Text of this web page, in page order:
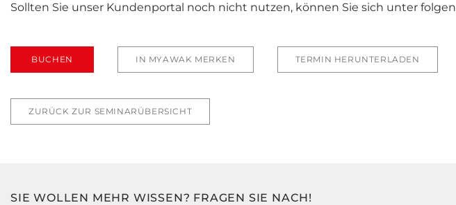
Sollten Sie unser Kundenportal noch nicht nutzen, können Sie sich unter
BUCHEN IN MYAWAK MERKEN TERMIN HERUNTERLADEN
ZURÜCK ZUR SEMINARÜBERSICHT
SIE WOLLEN MEHR WISSEN? FRAGEN SIE NACH!